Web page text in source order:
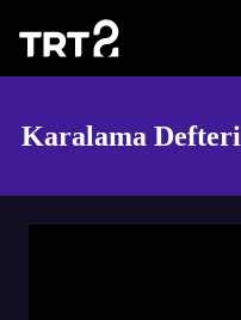
Karalama Defteri